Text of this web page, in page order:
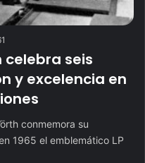
celebra seis
y excelencia en
conmemora su
1965 el emblemático LP